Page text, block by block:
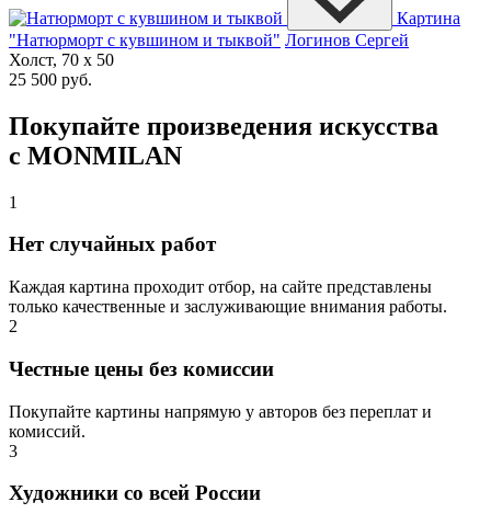
Картина
"Натюрморт с кувшином и тыквой" Логинов Сергей
Холст, 70 x 50
25 500 руб.
Покупайте произведения искусства
с MONMILAN
1
Нет случайных работ
Каждая картина проходит отбор, на сайте представлены
только качественные и заслуживающие внимания работы.
2
Честные цены без комиссии
Покупайте картины напрямую у авторов без переплат и
комиссий.
3
Художники со всей России